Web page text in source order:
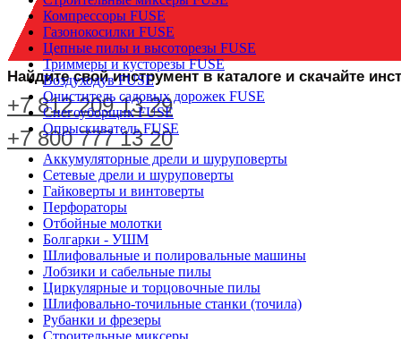
Найдите свой инструмент в каталоге и скачайте
+7 812 209 13 29
+7 800 777 13 20
Компрессоры FUSE
Газонокосилки FUSE
Цепные пилы и высоторезы FUSE
Триммеры и кусторезы FUSE
Воздуходув FUSE
Очиститель садовых дорожек FUSE
Снегоуборщик FUSE
Опрыскиватель FUSE
Аккумуляторные дрели и шуруповерты
Сетевые дрели и шуруповерты
Гайковерты и винтоверты
Перфораторы
Отбойные молотки
Болгарки - УШМ
Шлифовальные и полировальные машины
Лобзики и сабельные пилы
Циркулярные и торцовочные пилы
Шлифовально-точильные станки (точила)
Рубанки и фрезеры
Строительные миксеры